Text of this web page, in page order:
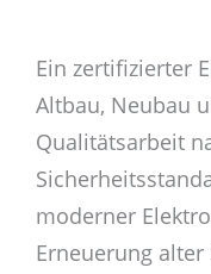
Ein zertifizierter
Altbau, Neubau
Qualitätsarbeit
moderner
Erneuerung